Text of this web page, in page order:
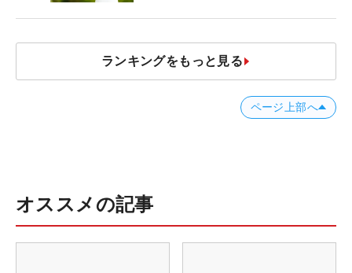
ランキングをもっと見る
ページ上部へ
オススメの記事